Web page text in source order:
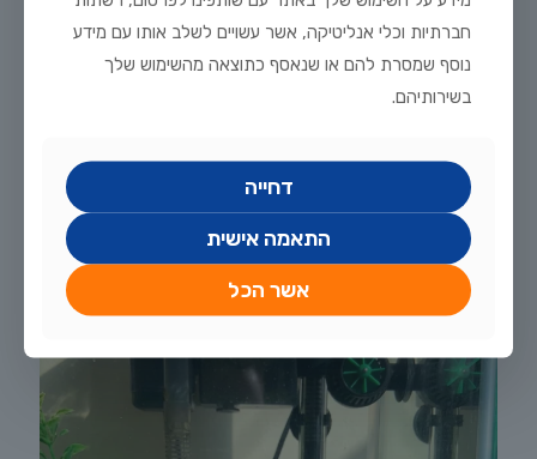
מדריך טיפוח דגי זהב וקוי בבריכת נוי: תנאים, תזונה ומניעת מחלות
לקריאה נוספת
חברתיות וכלי אנליטיקה, אשר עשויים לשלב אותו עם מידע
נוסף שמסרת להם או שנאסף כתוצאה מהשימוש שלך
בשירותיהם.
דחייה
התאמה אישית
אשר הכל